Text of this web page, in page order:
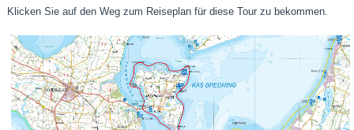
Klicken Sie auf den Weg zum Reiseplan für diese Tour zu bekommen.